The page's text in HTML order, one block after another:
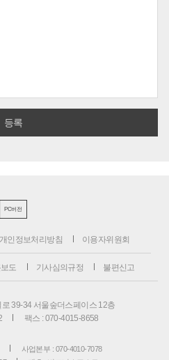
PC버전
개인정보처리방침 이용자위원회
도 기사심의규정 불편신고
39-34 서울숲더스페이스 12층
팩스 : 070-4015-8658
사업본부 : 070-4010-7078